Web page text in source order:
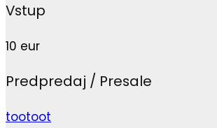
Vstup
10 eur
Predpredaj / Presale
tootoot